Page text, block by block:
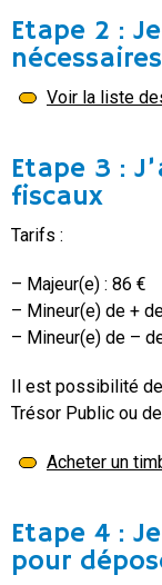
Etape 2 :
nécessaires
Voir la liste
Etape 3 :
fiscaux
Tarifs :
– Majeur(e) : 86 €
– Mineur(e) de +
– Mineur(e) de –
Il est possibilité de
Trésor Public ou
Acheter un
Etape 4 :
pour